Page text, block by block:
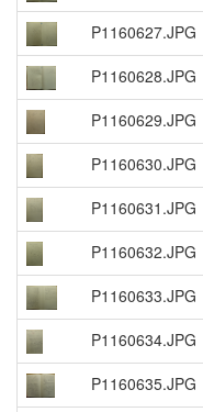
P1160627.JPG
P1160628.JPG
P1160629.JPG
P1160630.JPG
P1160631.JPG
P1160632.JPG
P1160633.JPG
P1160634.JPG
P1160635.JPG